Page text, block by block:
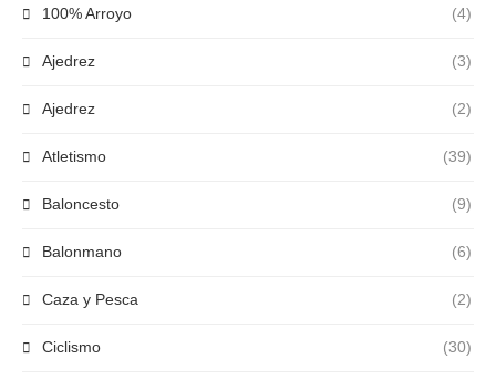
100% Arroyo (4)
Ajedrez (3)
Ajedrez (2)
Atletismo (39)
Baloncesto (9)
Balonmano (6)
Caza y Pesca (2)
Ciclismo (30)